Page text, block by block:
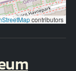
contributors